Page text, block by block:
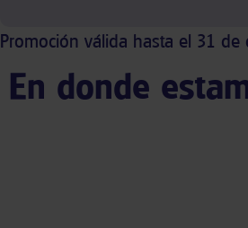
Promoción válida hasta el 31 de
En donde